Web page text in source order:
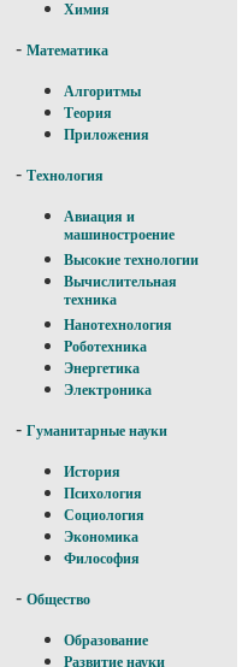
Химия
- Математика
Алгоритмы
Теория
Приложения
- Технология
Авиация и
машиностроение
Высокие технологии
Вычислительная
техника
Нанотехнология
Роботехника
Энергетика
Электроника
- Гуманитарные науки
История
Психология
Социология
Экономика
Философия
- Общество
Образование
Развитие науки